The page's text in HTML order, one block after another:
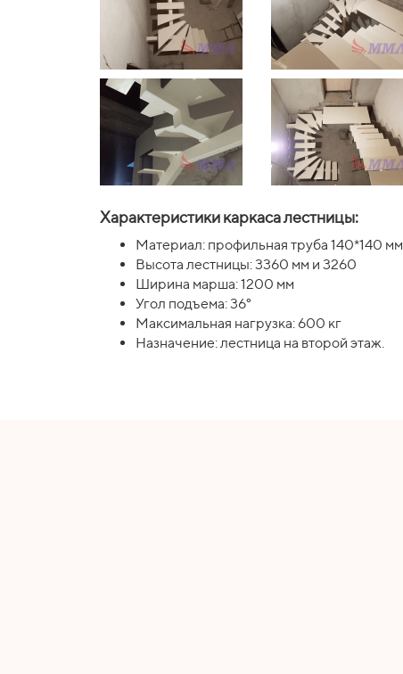
Характеристики каркаса лестницы:
Материал: профильная труба 140*140 мм
Высота лестницы: 3360 мм и 3260
Ширина марша: 1200 мм
Угол подъема: 36°
Максимальная нагрузка: 600 кг
Назначение: лестница на второй этаж.